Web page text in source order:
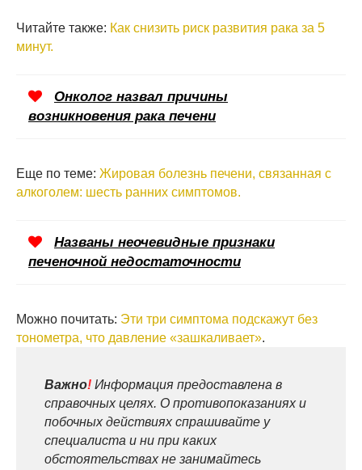
Читайте также: Как снизить риск развития рака за 5
минут.
Онколог назвал причины
возникновения рака печени
Еще по теме: Жировая болезнь печени, связанная с
алкоголем: шесть ранних симптомов.
Названы неочевидные признаки
печеночной недостаточности
Можно почитать: Эти три симптома подскажут без
тонометра, что давление «зашкаливает».
Важно! Информация предоставлена в
справочных целях. О противопоказаниях и
побочных действиях спрашивайте у
специалиста и ни при каких
обстоятельствах не занимайтесь